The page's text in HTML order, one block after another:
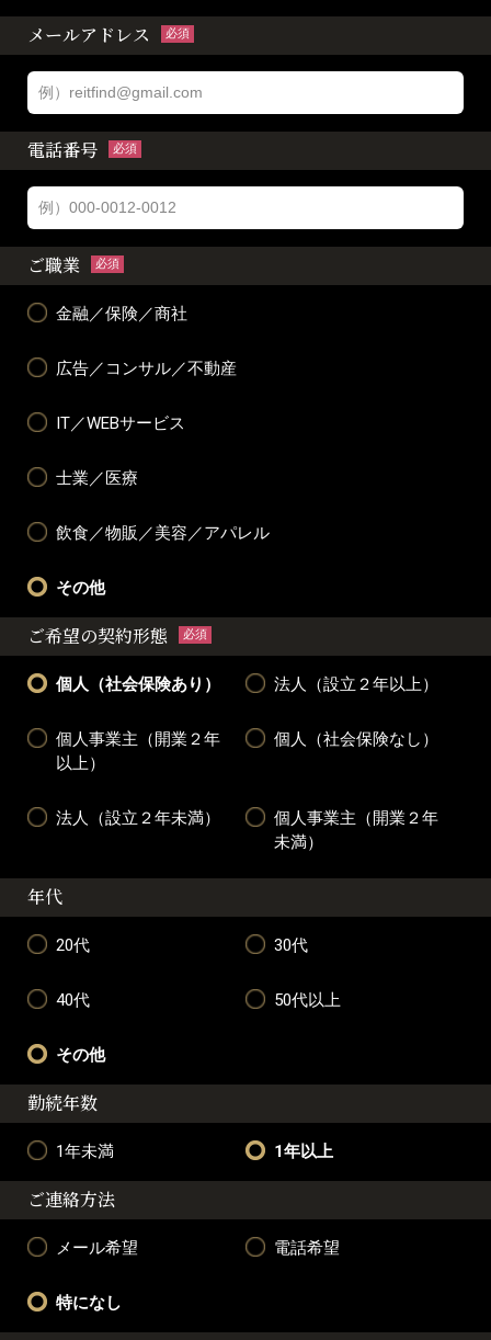
メールアドレス 必須
電話番号 必須
ご職業 必須
金融／保険／商社
広告／コンサル／不動産
IT／WEBサービス
士業／医療
飲食／物販／美容／アパレル
その他
ご希望の契約形態 必須
個人（社会保険あり） 法人（設立２年以上）
個人事業主（開業２年
以上）
個人（社会保険なし）
法人（設立２年未満）
個人事業主（開業２年
未満）
年代
20代 30代
40代 50代以上
その他
勤続年数
1年未満 1年以上
ご連絡方法
メール希望 電話希望
特になし